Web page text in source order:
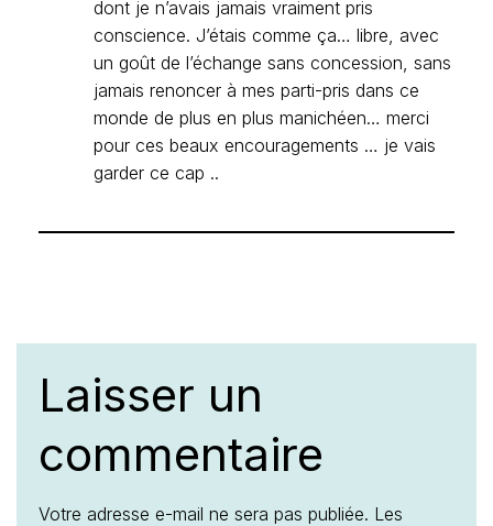
dont je n’avais jamais vraiment pris
conscience. J’étais comme ça… libre, avec
un goût de l’échange sans concession, sans
jamais renoncer à mes parti-pris dans ce
monde de plus en plus manichéen… merci
pour ces beaux encouragements … je vais
garder ce cap ..
Laisser un
commentaire
Votre adresse e-mail ne sera pas publiée. Les